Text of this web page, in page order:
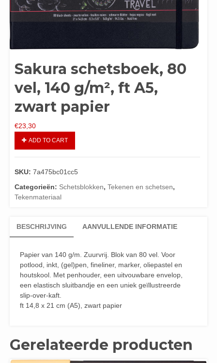
Sakura schetsboek, 80
vel, 140 g/m², ft A5,
zwart papier
€23,30
ADD TO CART
SKU: 7a475bc01cc5
Categorieën: Schetsblokken, Tekenen en schetsen,
Tekenmateriaal
BESCHRIJVING AANVULLENDE INFORMATIE
Papier van 140 g/m. Zuurvrij. Blok van 80 vel. Voor
potlood, inkt, (gel)pen, fineliner, marker, oliepastel en
houtskool. Met penhouder, een uitvouwbare envelop,
een elastisch sluitbandje en een uniek geïllustreerde
slip-over-kaft.
ft 14,8 x 21 cm (A5), zwart papier
Gerelateerde producten